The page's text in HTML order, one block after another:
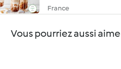
France
Vous pourriez aussi